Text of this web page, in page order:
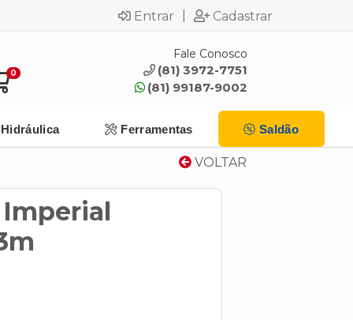
Entrar Cadastrar
0
Fale Conosco
(81) 3972-7751
(81) 99187-9002
Hidráulica Ferramentas Saldão
VOLTAR